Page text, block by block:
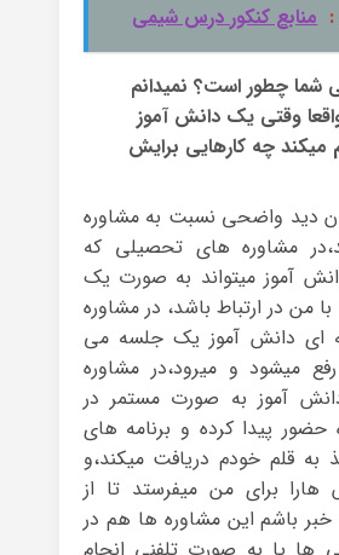
: منابع کنکور درس شیمی
شما چطور است؟ نمیدانم
وقتی یک دانش آموز
میکند چه کارهایی برایش
دید واضحی نسبت به مشاوره
مشاوره های تحصیلی که
آموز میتواند به صورت یک
من در ارتباط باشد، در مشاوره
دانش آموز یک جلسه می
میشود و میرود،در مشاوره
آموز به صورت مستمر در
پیدا کرده و برنامه های
به قلم خودم دریافت میکند،و
برای من میفرستد تا از
باشم این مشاوره ها هم در